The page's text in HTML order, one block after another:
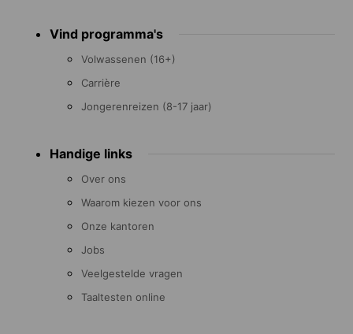
menuVind programma's
Volwassenen (16+)
Carrière
Jongerenreizen (8-17 jaar)
Handige links
Over ons
Waarom kiezen voor ons
Onze kantoren
Jobs
Veelgestelde vragen
Taaltesten online